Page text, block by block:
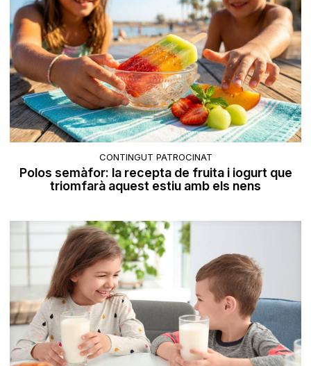
CONTINGUT PATROCINAT
Polos semàfor: la recepta de fruita i iogurt que
triomfarà aquest estiu amb els nens